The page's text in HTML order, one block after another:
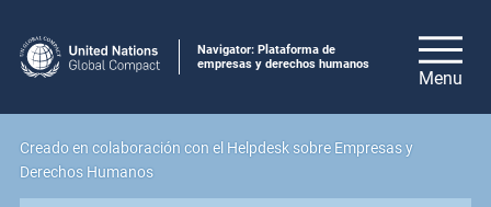
Navigator: Plataforma de
empresas y derechos humanos
Creado en colaboración con el Helpdesk sobre Empresas y
Derechos Humanos